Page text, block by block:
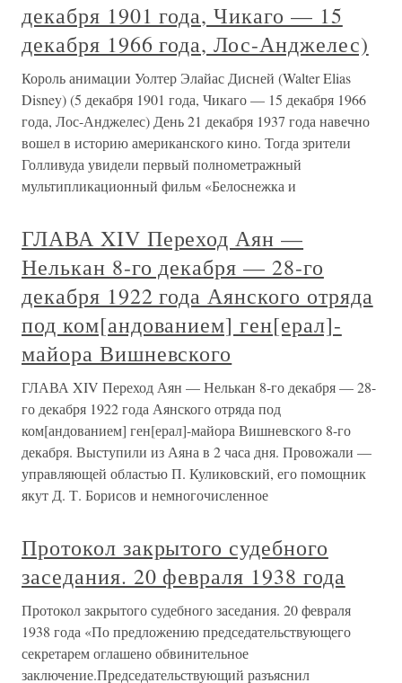
декабря 1901 года, Чикаго — 15
декабря 1966 года, Лос-Анджелес)
Король анимации Уолтер Элайас Дисней (Walter Elias
Disney) (5 декабря 1901 года, Чикаго — 15 декабря 1966
года, Лос-Анджелес) День 21 декабря 1937 года навечно
вошел в историю американского кино. Тогда зрители
Голливуда увидели первый полнометражный
мультипликационный фильм «Белоснежка и
ГЛАВА XIV Переход Аян —
Нелькан 8-го декабря — 28-го
декабря 1922 года Аянского отряда
под ком[андованием] ген[ерал]-
майора Вишневского
ГЛАВА XIV Переход Аян — Нелькан 8-го декабря — 28-
го декабря 1922 года Аянского отряда под
ком[андованием] ген[ерал]-майора Вишневского 8-го
декабря. Выступили из Аяна в 2 часа дня. Провожали —
управляющей областью П. Куликовский, его помощник
якут Д. Т. Борисов и немногочисленное
Протокол закрытого судебного
заседания. 20 февраля 1938 года
Протокол закрытого судебного заседания. 20 февраля
1938 года «По предложению председательствующего
секретарем оглашено обвинительное
заключение.Председательствующий разъяснил